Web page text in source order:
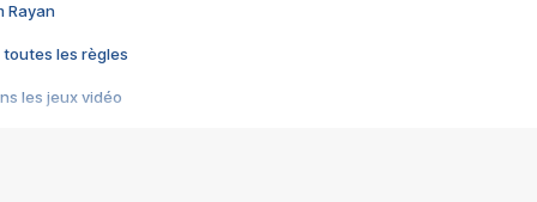
Rayan
toutes les règles
les jeux vidéo